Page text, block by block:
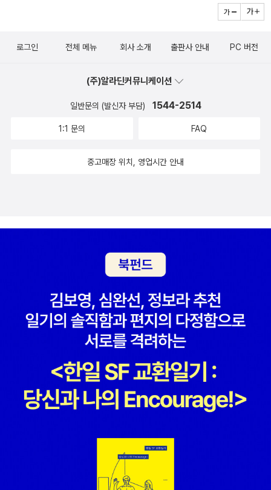
로그인 전체 메뉴 회사 소개 출판사 안내 PC 버전
(주)알라딘커뮤니케이션
일반문의 (발신자 부담) 1544-2514
1:1 문의 FAQ
중고매장 위치, 영업시간 안내